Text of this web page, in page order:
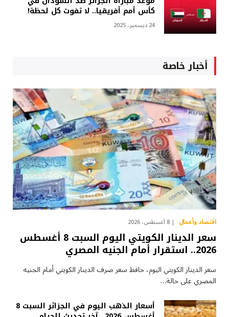
كأس أمم أفريقيا.. لا تفوت كل لحظة!
24 ديسمبر، 2025
أخبار خاصة
اقتصاد وأعمال 8 أغسطس، 2026
سعر الدينار الكويتي اليوم السبت 8 أغسطس
2026.. استقرار أمام الجنيه المصري
سعر الدينار الكويتي اليوم، حافظ سعر صرف الدينار الكويتي أمام الجنيه
المصري على حالة…
أسعار الذهب اليوم في الجزائر السبت 8